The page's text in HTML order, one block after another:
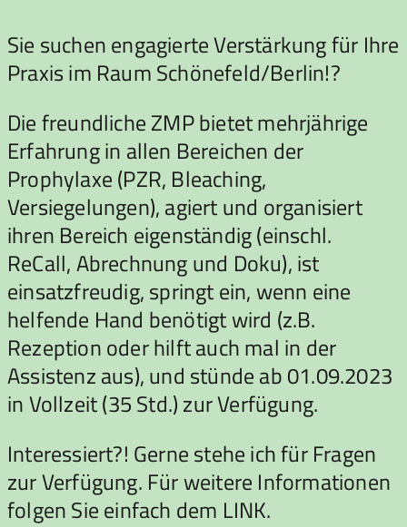
Sie suchen engagierte Verstärkung für Ihre
Praxis im Raum Schönefeld/Berlin!?
Die freundliche ZMP bietet mehrjährige
Erfahrung in allen Bereichen der
Prophylaxe (PZR, Bleaching,
Versiegelungen), agiert und organisiert
ihren Bereich eigenständig (einschl.
ReCall, Abrechnung und Doku), ist
einsatzfreudig, springt ein, wenn eine
helfende Hand benötigt wird (z.B.
Rezeption oder hilft auch mal in der
Assistenz aus), und stünde ab 01.09.2023
in Vollzeit (35 Std.) zur Verfügung.
Interessiert?! Gerne stehe ich für Fragen
zur Verfügung. Für weitere Informationen
folgen Sie einfach dem LINK.